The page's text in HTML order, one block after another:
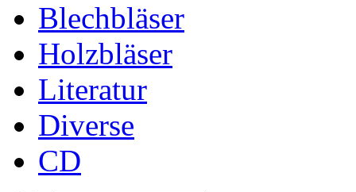
Blechbläser
Holzbläser
Literatur
Diverse
CD